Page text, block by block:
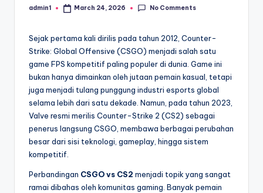
Posted
admin1 March 24, 2026 No Comments
Sejak pertama kali dirilis pada tahun 2012, Counter-
Strike: Global Offensive (CSGO) menjadi salah satu
game FPS kompetitif paling populer di dunia. Game ini
bukan hanya dimainkan oleh jutaan pemain kasual, tetapi
juga menjadi tulang punggung industri esports global
selama lebih dari satu dekade. Namun, pada tahun 2023,
Valve resmi merilis Counter-Strike 2 (CS2) sebagai
penerus langsung CSGO, membawa berbagai perubahan
besar dari sisi teknologi, gameplay, hingga sistem
kompetitif.
Perbandingan CSGO vs CS2 menjadi topik yang sangat
ramai dibahas oleh komunitas gaming. Banyak pemain